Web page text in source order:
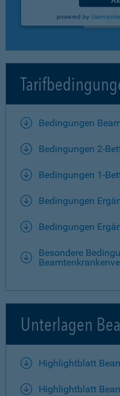
powered by
Bedingungen
Bedingungen 2-
Bedingungen 1-
Bedingungen
Bedingungen
Besondere
Unterlagen
Highlightblatt
Highlightblatt